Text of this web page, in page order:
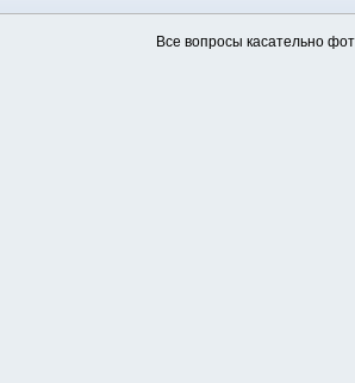
Все вопросы касательно